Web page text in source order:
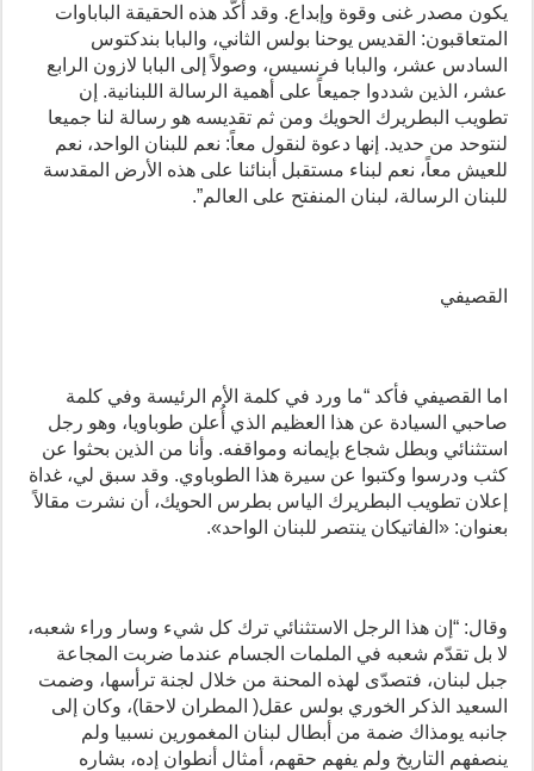
يكون مصدر غنى وقوة وإبداع. وقد أكّد هذه الحقيقة الباباوات
المتعاقبون: القديس يوحنا بولس الثاني، والبابا بندكتوس
السادس عشر، والبابا فرنسيس، وصولاً إلى البابا لازون الرابع
عشر، الذين شددوا جميعاً على أهمية الرسالة اللبنانية. إن
تطويب البطريرك الحويك ومن ثم تقديسه هو رسالة لنا جميعا
لنتوحد من حديد. إنها دعوة لنقول معاً: نعم للبنان الواحد، نعم
للعيش معاً، نعم لبناء مستقبل أبنائنا على هذه الأرض المقدسة
للبنان الرسالة، لبنان المنفتح على العالم”.
القصيفي
اما القصيفي فأكد “ما ورد في كلمة الأم الرئيسة وفي كلمة
صاحبي السيادة عن هذا العظيم الذي أُعلن طوباويا، وهو رجل
استثنائي وبطل شجاع بإيمانه ومواقفه. وأنا من الذين بحثوا عن
كثب ودرسوا وكتبوا عن سيرة هذا الطوباوي. وقد سبق لي، غداة
إعلان تطويب البطريرك الياس بطرس الحويك، أن نشرت مقالاً
بعنوان: «الفاتيكان ينتصر للبنان الواحد».
وقال: “إن هذا الرجل الاستثنائي ترك كل شيء وسار وراء شعبه،
لا بل تقدّم شعبه في الملمات الجسام عندما ضربت المجاعة
جبل لبنان، فتصدّى لهذه المحنة من خلال لجنة ترأسها، وضمت
السعيد الذكر الخوري بولس عقل( المطران لاحقا)، وكان إلى
جانبه يومذاك ضمة من أبطال لبنان المغمورين نسبيا ولم
ينصفهم التاريخ ولم يفهم حقهم، أمثال أنطوان إده، بشاره